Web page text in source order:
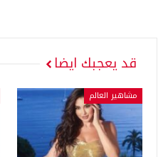
قد يعجبك ايضا
مشاهير العالم